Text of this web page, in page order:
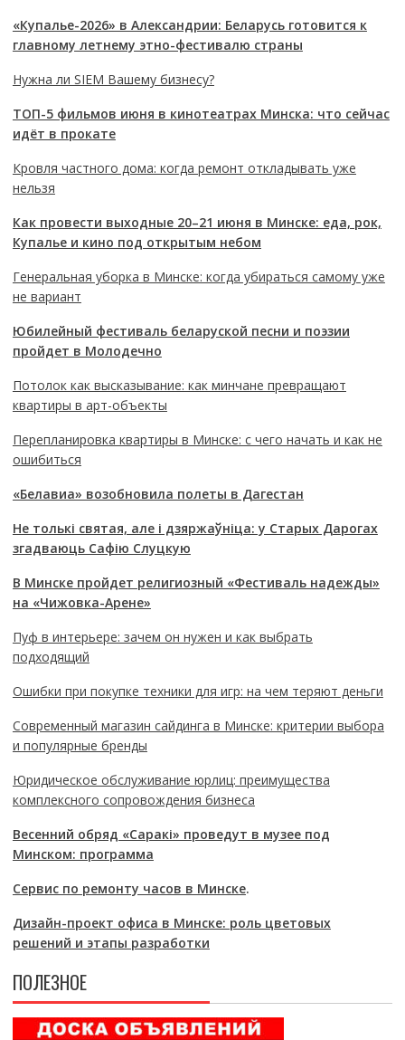
«Купалье-2026» в Александрии: Беларусь готовится к
главному летнему этно-фестивалю страны
Нужна ли SIEM Вашему бизнесу?
ТОП-5 фильмов июня в кинотеатрах Минска: что сейчас
идёт в прокате
Кровля частного дома: когда ремонт откладывать уже
нельзя
Как провести выходные 20–21 июня в Минске: еда, рок,
Купалье и кино под открытым небом
Генеральная уборка в Минске: когда убираться самому уже
не вариант
Юбилейный фестиваль беларуской песни и поэзии
пройдет в Молодечно
Потолок как высказывание: как минчане превращают
квартиры в арт-объекты
Перепланировка квартиры в Минске: с чего начать и как не
ошибиться
«Белавиа» возобновила полеты в Дагестан
Не толькі святая, але і дзяржаўніца: у Старых Дарогах
згадваюць Сафію Слуцкую
В Минске пройдет религиозный «Фестиваль надежды»
на «Чижовка-Арене»
Пуф в интерьере: зачем он нужен и как выбрать
подходящий
Ошибки при покупке техники для игр: на чем теряют деньги
Современный магазин сайдинга в Минске: критерии выбора
и популярные бренды
Юридическое обслуживание юрлиц: преимущества
комплексного сопровождения бизнеса
Весенний обряд «Саракі» проведут в музее под
Минском: программа
Сервис по ремонту часов в Минске.
Дизайн-проект офиса в Минске: роль цветовых
решений и этапы разработки
ПОЛЕЗНОЕ